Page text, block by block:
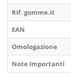
Rif. gomme.it
EAN
Omologazione
Note Importanti